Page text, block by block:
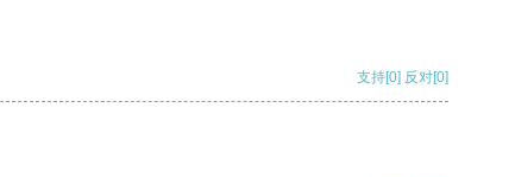
支持[0] 反对[0]